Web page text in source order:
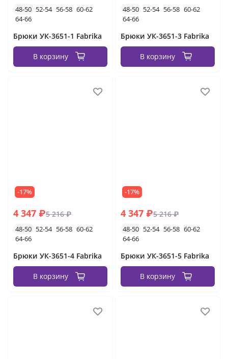
48-50 52-54 56-58 60-62
64-66
Брюки УК-3651-1 Fabrika
В корзину
48-50 52-54 56-58 60-62
64-66
Брюки УК-3651-3 Fabrika
В корзину
-17%
4 347 ₽5 216 ₽
48-50 52-54 56-58 60-62
64-66
Брюки УК-3651-4 Fabrika
В корзину
-17%
4 347 ₽5 216 ₽
48-50 52-54 56-58 60-62
64-66
Брюки УК-3651-5 Fabrika
В корзину